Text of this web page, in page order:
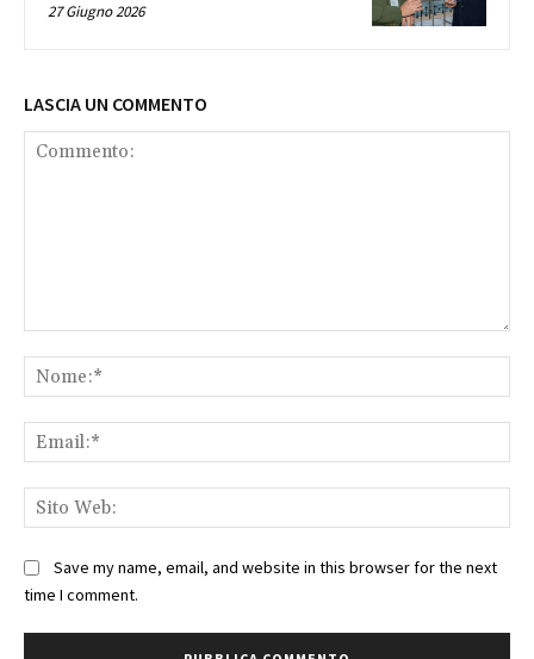
27 Giugno 2026
LASCIA UN COMMENTO
Save my name, email, and website in this browser for the next
time I comment.